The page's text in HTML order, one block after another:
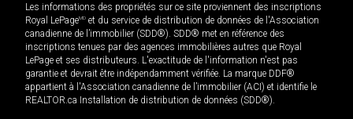
Les informations des propriétés sur ce site proviennent des inscriptions
Royal LePageMD et du service de distribution de données de l'Association
canadienne de l’immobilier (SDD®). SDD® met en référence des
inscriptions tenues par des agences immobilières autres que Royal
LePage et ses distributeurs. L'exactitude de l'information n'est pas
garantie et devrait être indépendamment vérifiée. La marque DDF®
appartient à l'Association canadienne de l’immobilier (ACI) et identifie le
REALTOR.ca Installation de distribution de données (SDD®).